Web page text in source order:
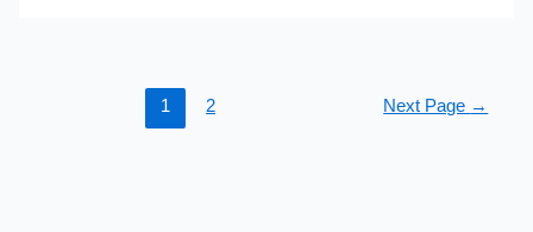
1 2 Next Page →